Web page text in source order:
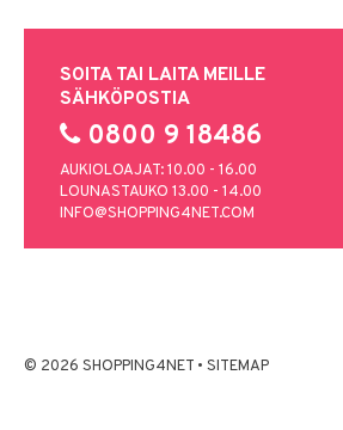
SOITA TAI LAITA MEILLE
SÄHKÖPOSTIA
0800 9 18486
AUKIOLOAJAT: 10.00 - 16.00
LOUNASTAUKO 13.00 - 14.00
INFO@SHOPPING4NET.COM
© 2026 SHOPPING4NET • SITEMAP